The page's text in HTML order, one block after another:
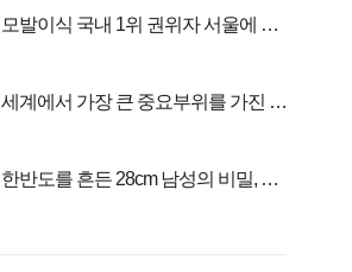
모발이식 국내 1위 권위자 서울에 있
세계에서 가장 큰 중요부위를 가진 남
한반도를 흔든 28cm 남성의 비밀, 매